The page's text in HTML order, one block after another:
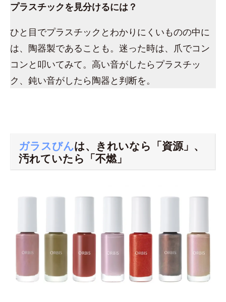
プラスチックを見分けるには？
ひと目でプラスチックとわかりにくいものの中に
は、陶器製であることも。迷った時は、爪でコン
コンと叩いてみて。高い音がしたらプラスチッ
ク、鈍い音がしたら陶器と判断を。
ガラスびんは、きれいなら「資源」、
汚れていたら「不燃」